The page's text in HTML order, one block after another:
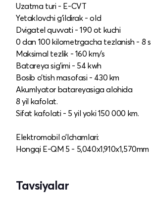
Uzatma turi - E-CVT
Yetaklovchi g’ildirak - old
Dvigatel quvvati - 190 ot kuchi
0 dan 100 kilometrgacha tezlanish - 8 s
Maksimal tezlik - 160 km/s
Batareya sig’imi - 54 kwh
Bosib o’tish masofasi - 430 km
Akumlyator batareyasiga alohida
8 yil kafolat.
Sifat kafolati - 5 yil yoki 150 000 km.
Elektromobil o’lchamlari:
Hongqi E-QM 5 - 5,040x1,910x1,570mm
Tavsiyalar